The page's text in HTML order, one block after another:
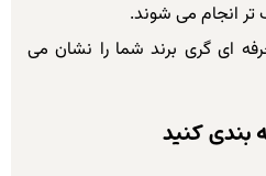
تر انجام می شوند.
ای گری برند شما را نشان می